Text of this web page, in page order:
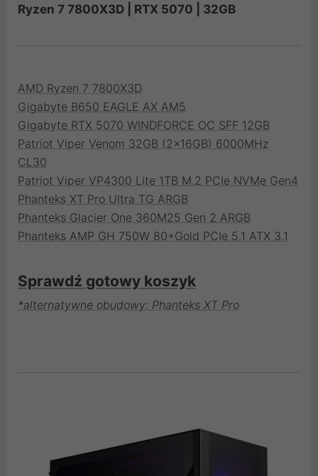
Ryzen 7 7800X3D | RTX 5070 | 32GB
AMD Ryzen 7 7800X3D
Gigabyte B650 EAGLE AX AM5
Gigabyte RTX 5070 WINDFORCE OC SFF 12GB
Patriot Viper Venom 32GB (2x16GB) 6000MHz
CL30
Patriot Viper VP4300 Lite 1TB M.2 PCIe NVMe Gen4
Phanteks XT Pro Ultra TG ARGB
Phanteks Glacier One 360M25 Gen 2 ARGB
Phanteks AMP GH 750W 80+Gold PCIe 5.1 ATX 3.1
Sprawdź gotowy koszyk
*alternatywne obudowy: Phanteks XT Pro